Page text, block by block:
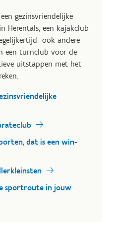
gezinsvriendelijke
Herentals, een kajakclub
ook andere
een turnclub voor de
uitstappen met het
dat is een win-
sportroute in jouw